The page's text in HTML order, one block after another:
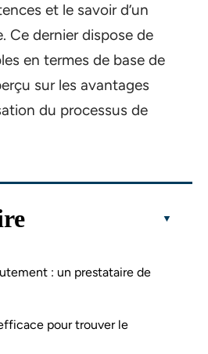
et le savoir d’un
Ce dernier dispose de
en termes de base de
sur les avantages
du processus de
: un prestataire de
pour trouver le